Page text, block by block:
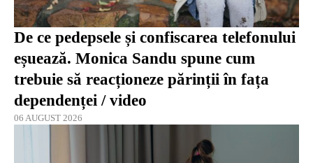
De ce pedepsele și confiscarea telefonului
eșuează. Monica Sandu spune cum
trebuie să reacționeze părinții în fața
dependenței / video
06 AUGUST 2026